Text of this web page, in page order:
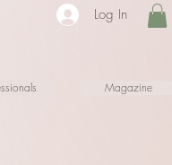
Log In
Magazine